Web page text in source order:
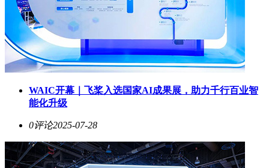
WAIC开幕｜飞桨入选国家AI成果展，助力千行百业智
能化升级
0评论2025-07-28